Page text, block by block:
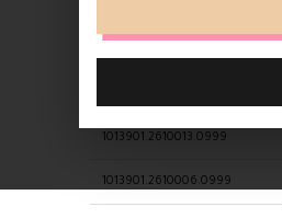
1013901.2610013.0999
1013901.2610006.0999